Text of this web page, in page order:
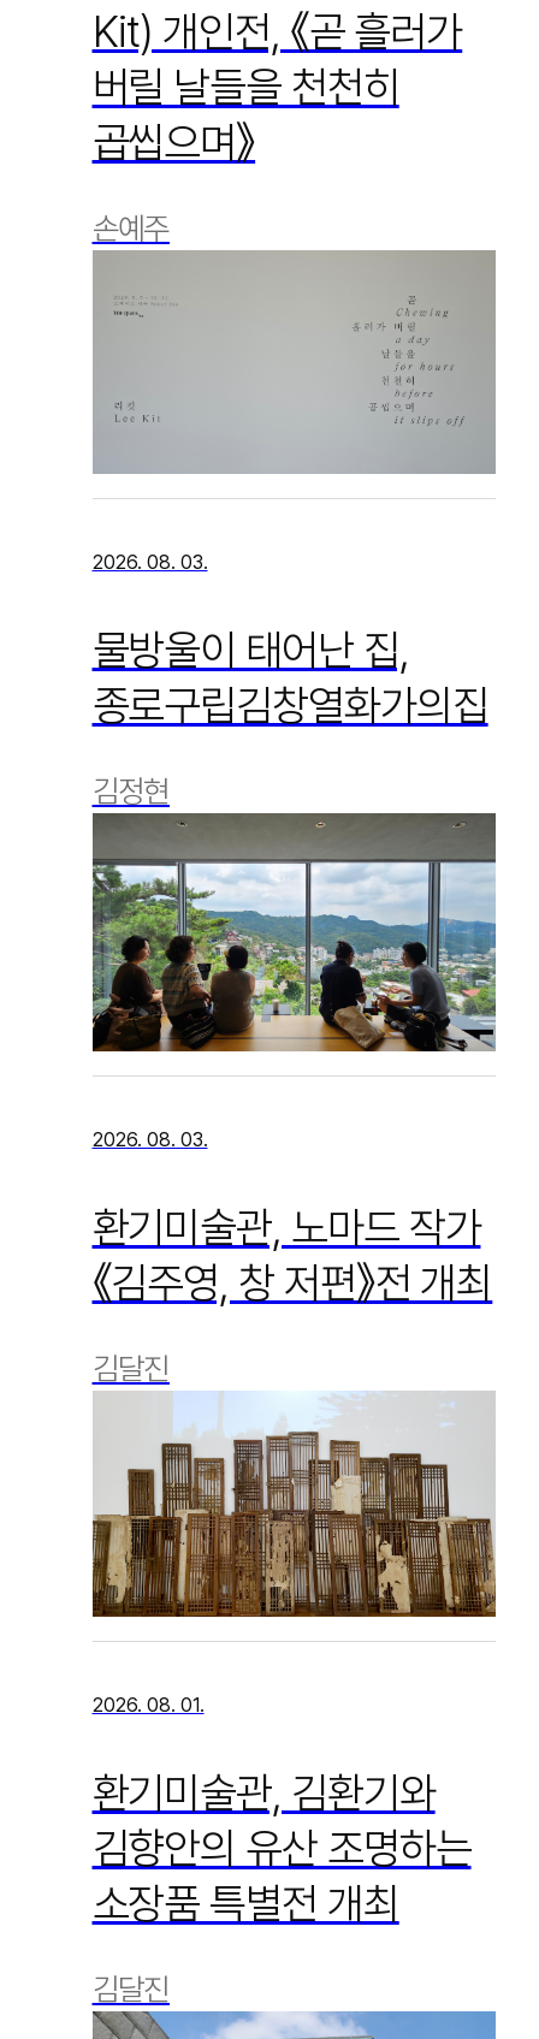
Kit) 개인전, 《곧 흘러가
버릴 날들을 천천히
곱씹으며》
손예주
2026. 08. 03.
물방울이 태어난 집,
종로구립김창열화가의집
김정현
2026. 08. 03.
환기미술관, 노마드 작가
《김주영, 창 저편》전 개최
김달진
2026. 08. 01.
환기미술관, 김환기와
김향안의 유산 조명하는
소장품 특별전 개최
김달진